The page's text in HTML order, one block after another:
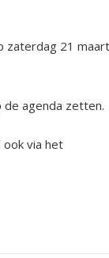
zaterdag 21
de agenda zetten.
ook via het